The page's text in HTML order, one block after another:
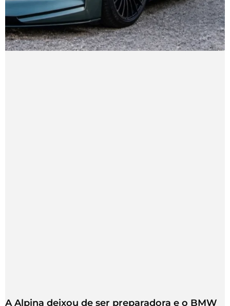
A Alpina deixou de ser preparadora e o BMW